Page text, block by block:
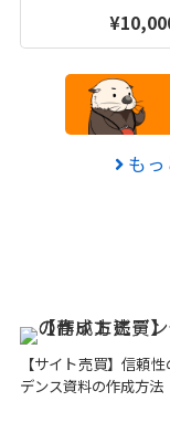
も
【サイト売買】信頼
デンス資料の作成方法